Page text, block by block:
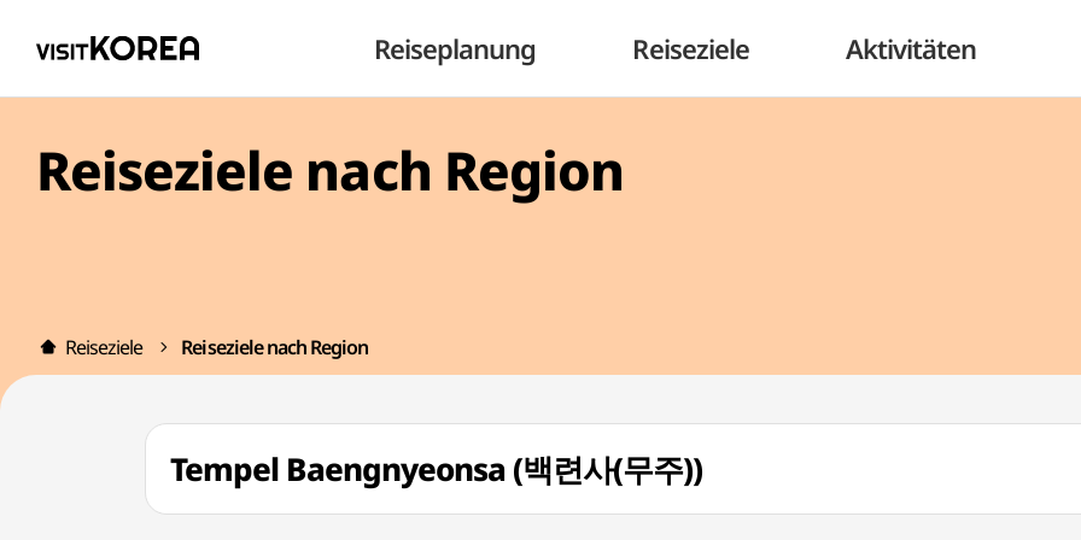
Reiseplanung Reiseziele Aktivitäten
Reiseziele nach Region
Reiseziele Reiseziele nach Region
Tempel Baengnyeonsa (백련사(무주))